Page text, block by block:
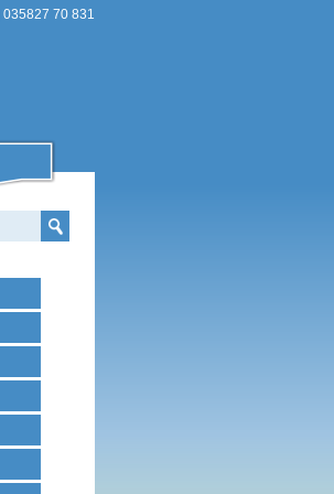
| 035827 70 831